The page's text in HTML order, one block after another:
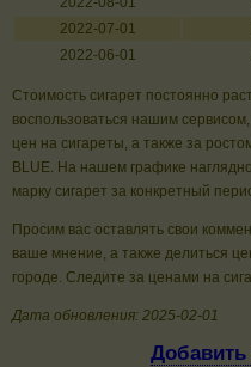
2022-07-01
2022-06-01
Стоимость сигарет постоянно
воспользоваться нашим
цен на сигареты, а также за
BLUE. На нашем графике
марку сигарет за конкретный
Просим вас оставлять свои
ваше мнение, а также делиться
городе. Следите за ценами на
Дата обновления: 2025-02-01